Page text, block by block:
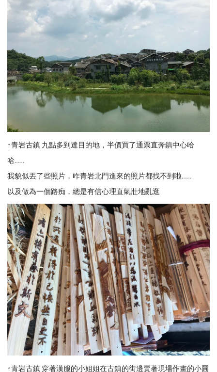
↑青岩古鎮 九點多到達目的地，半價買了通票直奔鎮中心哈
哈……
我貌似丟了些照片，咋青岩北門進來的照片都找不到啦……
以及做為一個路痴，總是有信心理直氣壯地亂逛
↑青岩古鎮 穿著漢服的小姐姐在古鎮的街邊賣著現場作畫的小圓